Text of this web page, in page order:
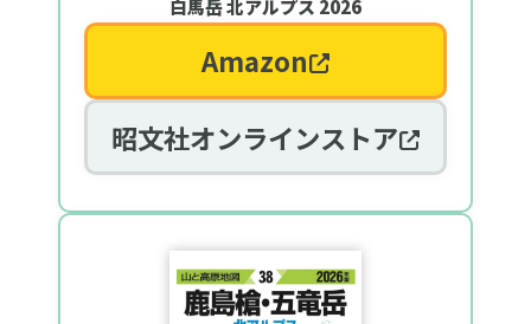
白馬岳 北アルプス 2026
Amazon
昭文社オンラインストア